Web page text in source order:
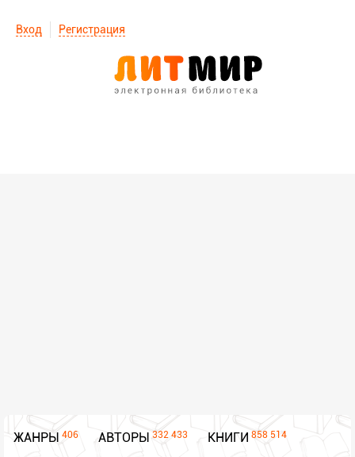
Вход Регистрация
ЖАНРЫ 406 АВТОРЫ 332 433 КНИГИ 858 514